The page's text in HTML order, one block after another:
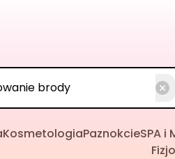
KosmetologiaPaznokcieSPA i